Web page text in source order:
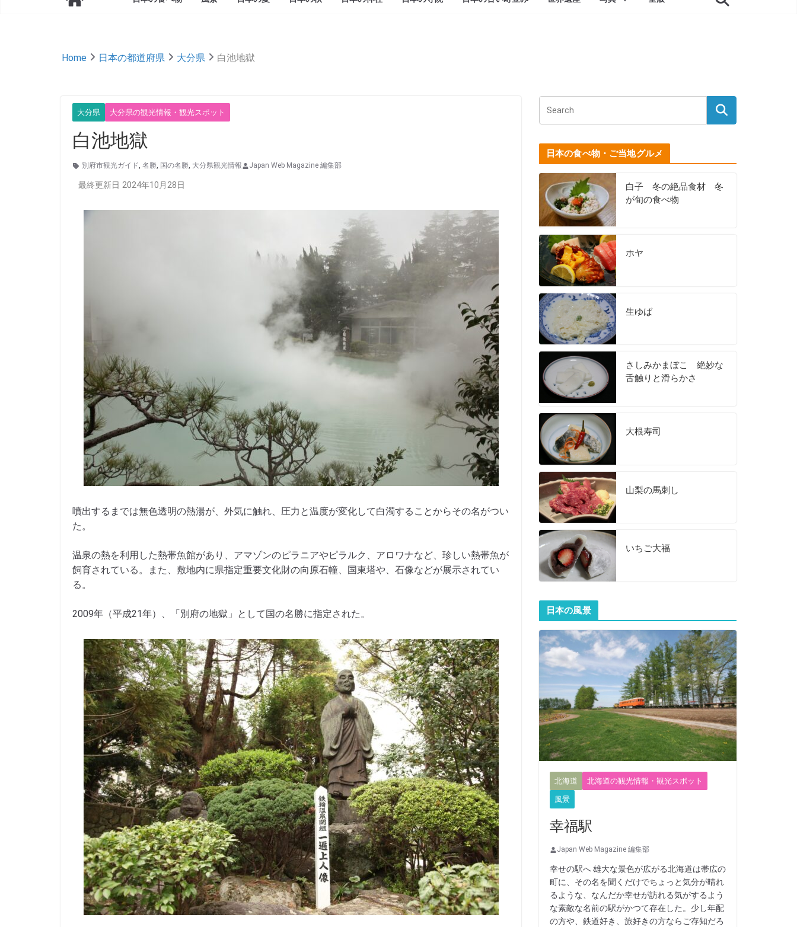
Home 日本の都道府県 大分県 白池地獄
大分県 大分県の観光情報・観光スポット
白池地獄
別府市観光ガイド, 名勝, 国の名勝, 大分県観光情報 Japan Web Magazine 編集部
最終更新日 2024年10月28日
噴出するまでは無色透明の熱湯が、外気に触れ、圧力と温度が変化して白濁することからその名がつい
た。
温泉の熱を利用した熱帯魚館があり、アマゾンのピラニアやピラルク、アロワナなど、珍しい熱帯魚が
飼育されている。また、敷地内に県指定重要文化財の向原石幢、国東塔や、石像などが展示されてい
る。
2009年（平成21年）、「別府の地獄」として国の名勝に指定された。
日本の食べ物・ご当地グルメ
白子 冬の絶品食材 冬
が旬の食べ物
ホヤ
生ゆば
さしみかまぼこ 絶妙な
舌触りと滑らかさ
大根寿司
山梨の馬刺し
いちご大福
日本の風景
北海道 北海道の観光情報・観光スポット
風景
幸福駅
Japan Web Magazine 編集部
幸せの駅へ 雄大な景色が広がる北海道は帯広の
町に、その名を聞くだけでちょっと気分が晴れ
るような、なんだか幸せが訪れる気がするよう
な素敵な名前の駅がかつて存在した。少し年配
の方や、鉄道好き、旅好きの方ならご存知だろ